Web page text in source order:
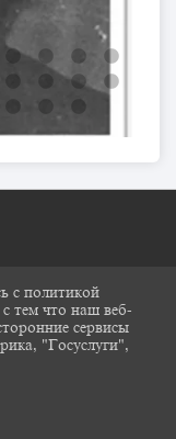
с политикой
тем что наш веб-
сервисы
"Госуслуги",